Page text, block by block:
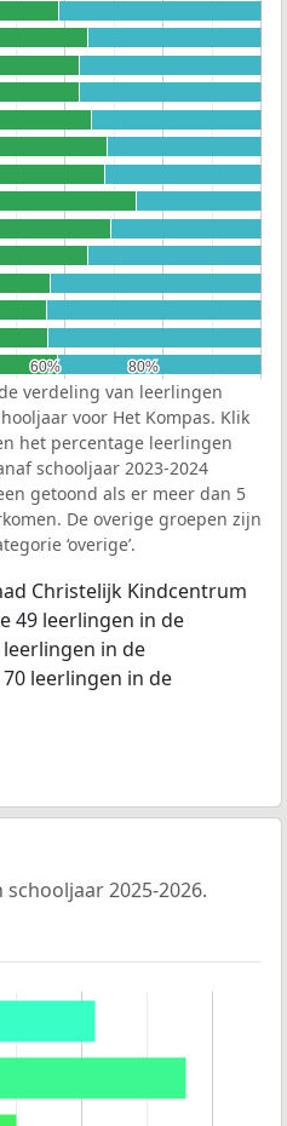
60%
60% 80%
80%
verdeling van leerlingen
voor Het Kompas. Klik
het percentage leerlingen
schooljaar 2023-2024
getoond als er meer dan 5
De overige groepen zijn
‘overige’.
Christelijk Kindcentrum
49 leerlingen in de
in de
leerlingen in de
2025-2026.